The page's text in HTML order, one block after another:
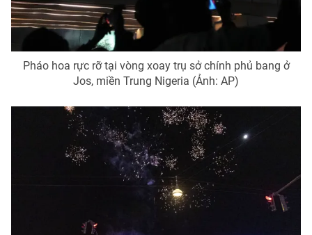
Pháo hoa rực rỡ tại vòng xoay trụ sở chính phủ bang ở
Jos, miền Trung Nigeria (Ảnh: AP)